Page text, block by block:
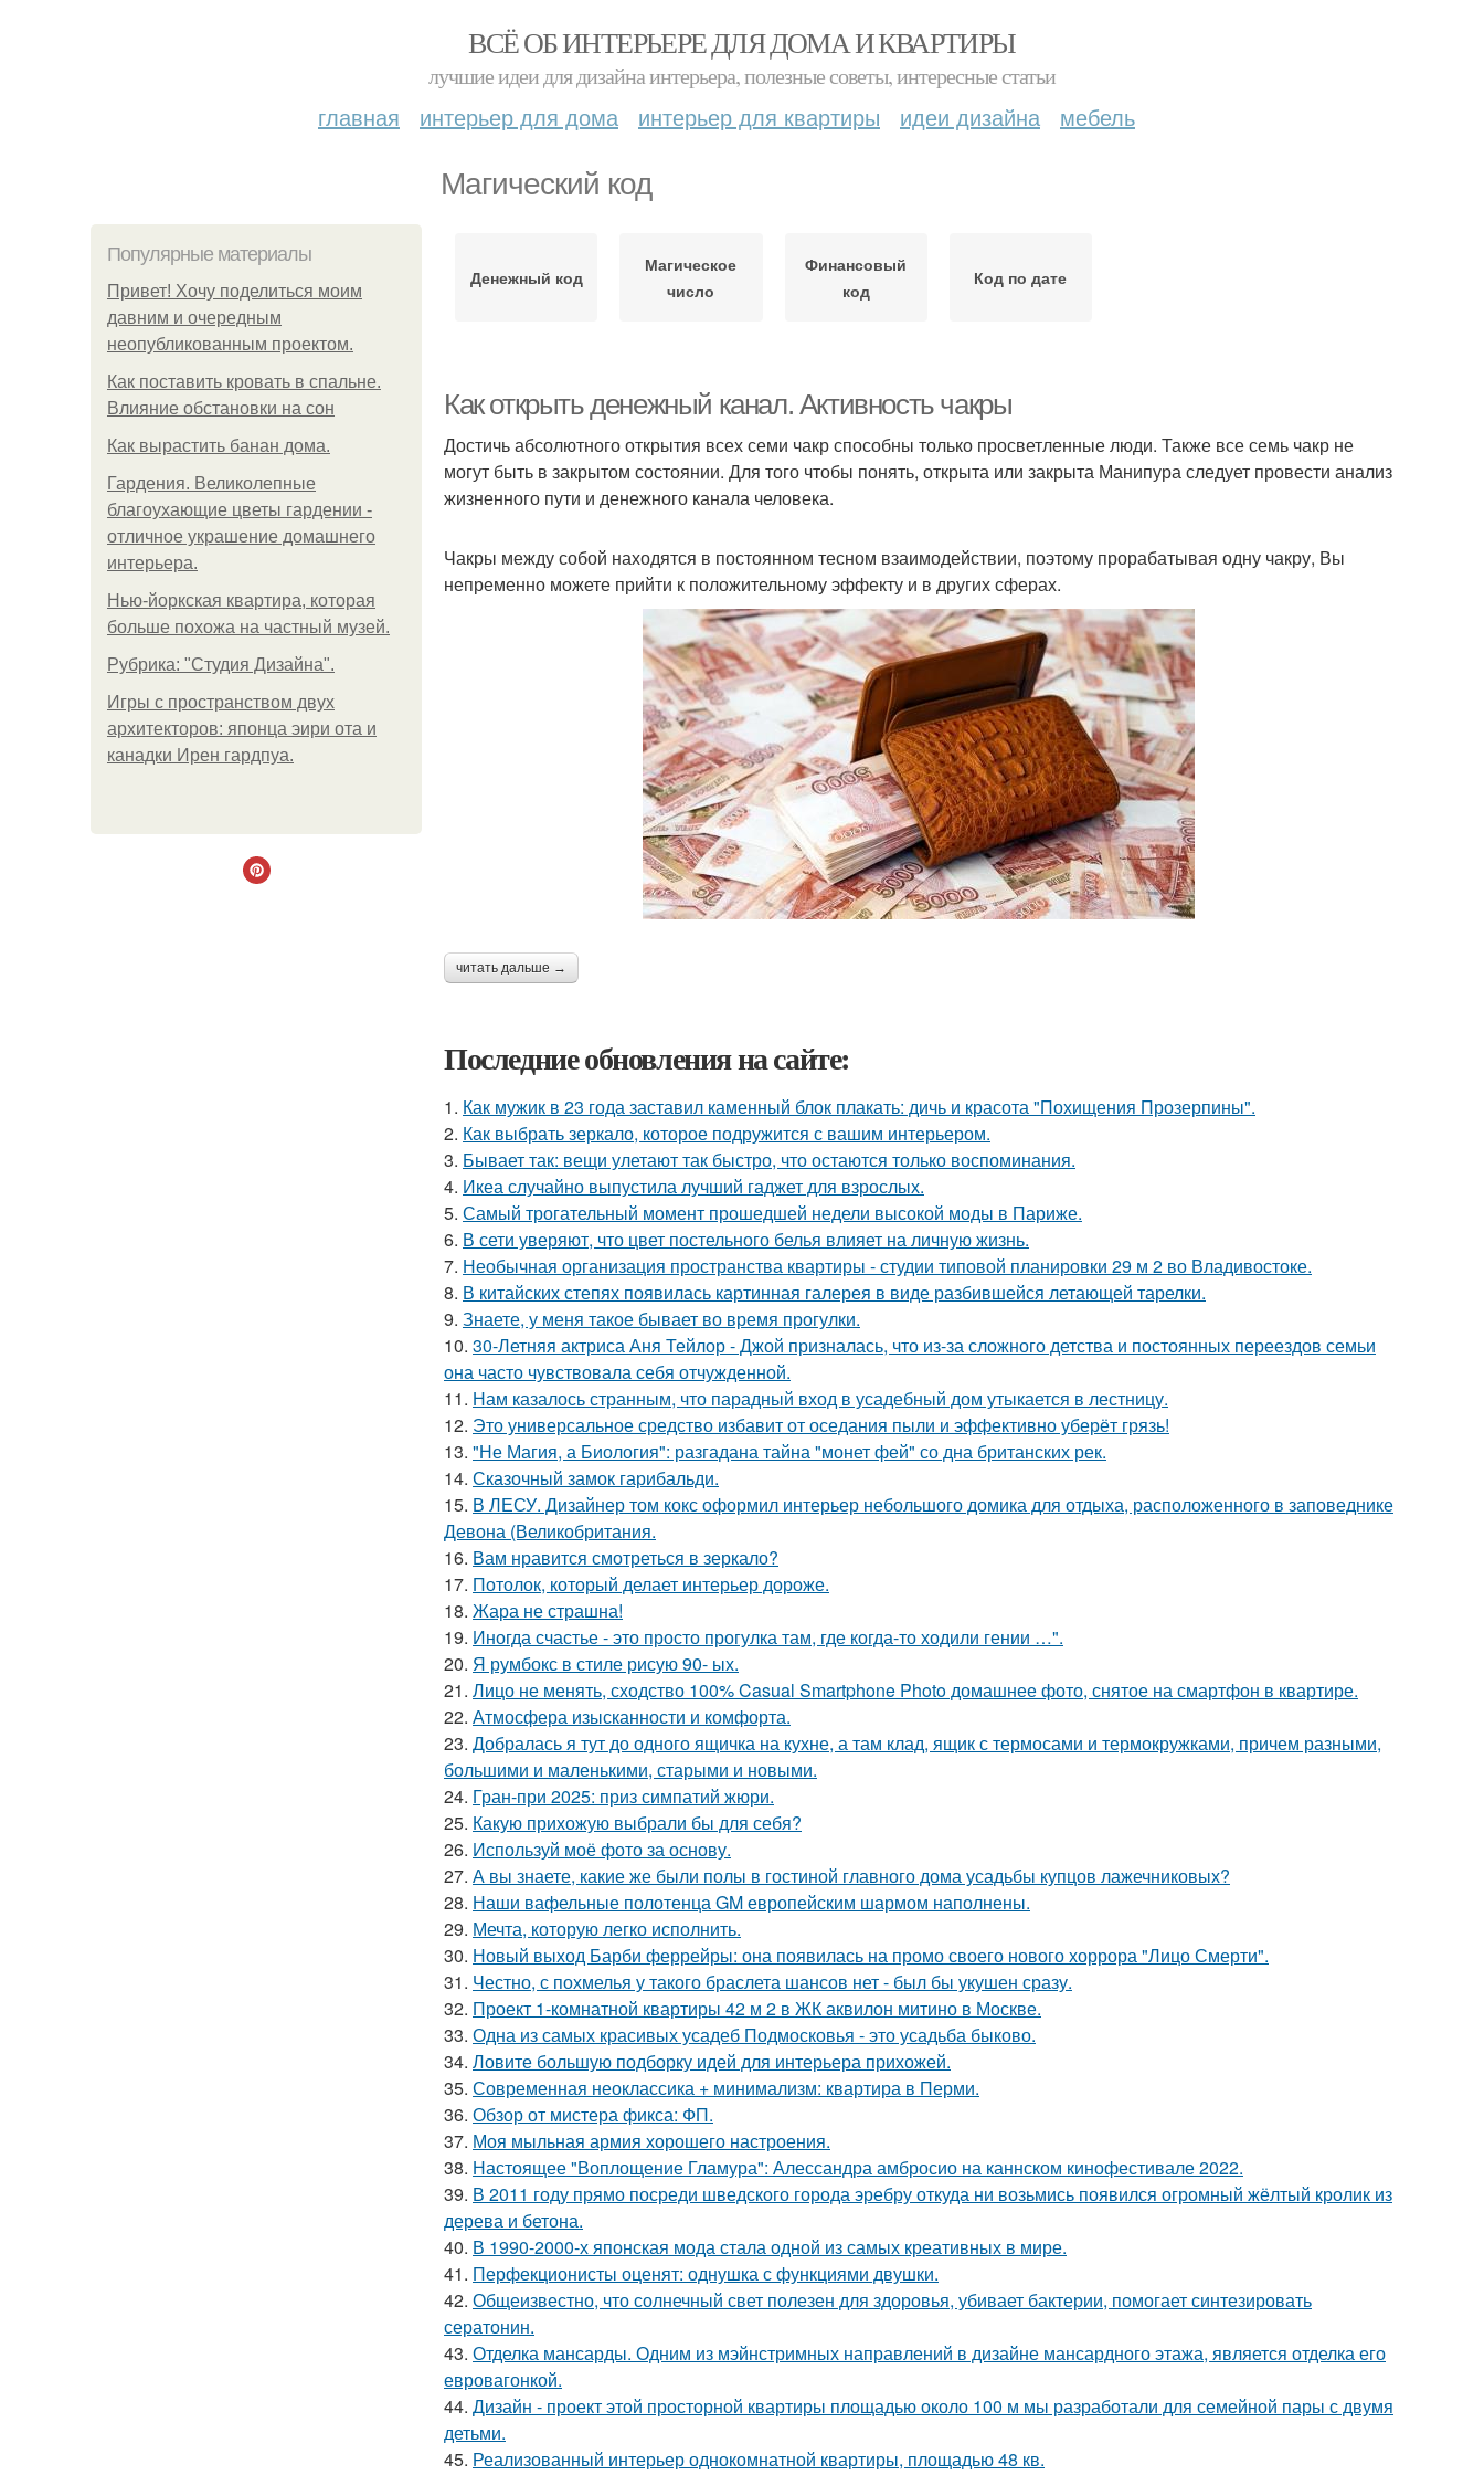
ВСЁ ОБ ИНТЕРЬЕРЕ ДЛЯ ДОМА И КВАРТИРЫ
лучшие идеи для дизайна интерьера, полезные советы, интересные статьи
главная интерьер для дома интерьер для квартиры идеи дизайна мебель
Магический код
Популярные материалы
Привет! Хочу поделиться моим
давним и очередным
неопубликованным проектом.
Как поставить кровать в спальне.
Влияние обстановки на сон
Как вырастить банан дома.
Гардения. Великолепные
благоухающие цветы гардении -
отличное украшение домашнего
интерьера.
Нью-йоркская квартира, которая
больше похожа на частный музей.
Рубрика: "Студия Дизайна".
Игры с пространством двух
архитекторов: японца эири ота и
канадки Ирен гардпуа.
Денежный код
Магическое
число
Финансовый
код
Код по дате
Как открыть денежный канал. Активность чакры
Достичь абсолютного открытия всех семи чакр способны только просветленные люди. Также все семь чакр не
могут быть в закрытом состоянии. Для того чтобы понять, открыта или закрыта Манипура следует провести анализ
жизненного пути и денежного канала человека.
Чакры между собой находятся в постоянном тесном взаимодействии, поэтому прорабатывая одну чакру, Вы
непременно можете прийти к положительному эффекту и в других сферах.
читать дальше →
Последние обновления на сайте:
1. Как мужик в 23 года заставил каменный блок плакать: дичь и красота "Похищения Прозерпины".
2. Как выбрать зеркало, которое подружится с вашим интерьером.
3. Бывает так: вещи улетают так быстро, что остаются только воспоминания.
4. Икеа случайно выпустила лучший гаджет для взрослых.
5. Самый трогательный момент прошедшей недели высокой моды в Париже.
6. В сети уверяют, что цвет постельного белья влияет на личную жизнь.
7. Необычная организация пространства квартиры - студии типовой планировки 29 м 2 во Владивостоке.
8. В китайских степях появилась картинная галерея в виде разбившейся летающей тарелки.
9. Знаете, у меня такое бывает во время прогулки.
10. 30-Летняя актриса Аня Тейлор - Джой призналась, что из-за сложного детства и постоянных переездов семьи
она часто чувствовала себя отчужденной.
11. Нам казалось странным, что парадный вход в усадебный дом утыкается в лестницу.
12. Это универсальное средство избавит от оседания пыли и эффективно уберёт грязь!
13. "Не Магия, а Биология": разгадана тайна "монет фей" со дна британских рек.
14. Сказочный замок гарибальди.
15. В ЛЕСУ. Дизайнер том кокс оформил интерьер небольшого домика для отдыха, расположенного в заповеднике
Девона (Великобритания.
16. Вам нравится смотреться в зеркало?
17. Потолок, который делает интерьер дороже.
18. Жара не страшна!
19. Иногда счастье - это просто прогулка там, где когда-то ходили гении …".
20. Я румбокс в стиле рисую 90- ых.
21. Лицо не менять, сходство 100% Casual Smartphone Photo домашнее фото, снятое на смартфон в квартире.
22. Атмосфера изысканности и комфорта.
23. Добралась я тут до одного ящичка на кухне, а там клад, ящик с термосами и термокружками, причем разными,
большими и маленькими, старыми и новыми.
24. Гран-при 2025: приз симпатий жюри.
25. Какую прихожую выбрали бы для себя?
26. Используй моё фото за основу.
27. А вы знаете, какие же были полы в гостиной главного дома усадьбы купцов лажечниковых?
28. Наши вафельные полотенца GM европейским шармом наполнены.
29. Мечта, которую легко исполнить.
30. Новый выход Барби феррейры: она появилась на промо своего нового хоррора "Лицо Смерти".
31. Честно, с похмелья у такого браслета шансов нет - был бы укушен сразу.
32. Проект 1-комнатной квартиры 42 м 2 в ЖК аквилон митино в Москве.
33. Одна из самых красивых усадеб Подмосковья - это усадьба быково.
34. Ловите большую подборку идей для интерьера прихожей.
35. Современная неоклассика + минимализм: квартира в Перми.
36. Обзор от мистера фикса: ФП.
37. Моя мыльная армия хорошего настроения.
38. Настоящее "Воплощение Гламура": Алессандра амбросио на каннском кинофестивале 2022.
39. В 2011 году прямо посреди шведского города эребру откуда ни возьмись появился огромный жёлтый кролик из
дерева и бетона.
40. В 1990-2000-х японская мода стала одной из самых креативных в мире.
41. Перфекционисты оценят: однушка с функциями двушки.
42. Общеизвестно, что солнечный свет полезен для здоровья, убивает бактерии, помогает синтезировать
сератонин.
43. Отделка мансарды. Одним из мэйнстримных направлений в дизайне мансардного этажа, является отделка его
евровагонкой.
44. Дизайн - проект этой просторной квартиры площадью около 100 м мы разработали для семейной пары с двумя
детьми.
45. Реализованный интерьер однокомнатной квартиры, площадью 48 кв.